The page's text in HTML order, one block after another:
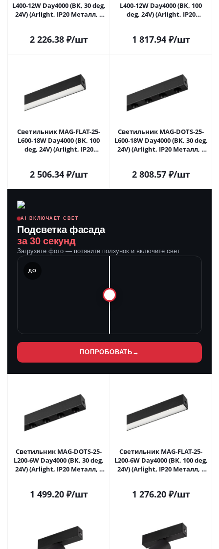
L400-12W Day4000 (BK, 30 deg,
24V) (Arlight, IP20 Металл, 5
2 226.38₽/шт
L400-12W Day4000 (BK, 100
deg, 24V) (Arlight, IP20
1 817.94₽/шт
Светильник MAG-FLAT-25-
L600-18W Day4000 (BK, 100
deg, 24V) (Arlight, IP20
2 506.34₽/шт
Светильник MAG-DOTS-25-
L600-18W Day4000 (BK, 30 deg,
24V) (Arlight, IP20 Металл, 5
2 808.57₽/шт
AI ВКЛЮЧАЕТ СВЕТ
Подсветка фасада
за 30 секунд
Загрузите фото — потяните ползунок и включите свет
ДО
ПОПРОБОВАТЬ →
Светильник MAG-DOTS-25-
L200-6W Day4000 (BK, 30 deg,
24V) (Arlight, IP20 Металл, 5
1 499.20₽/шт
Светильник MAG-FLAT-25-
L200-6W Day4000 (BK, 100 deg,
24V) (Arlight, IP20 Металл, 5
1 276.20₽/шт